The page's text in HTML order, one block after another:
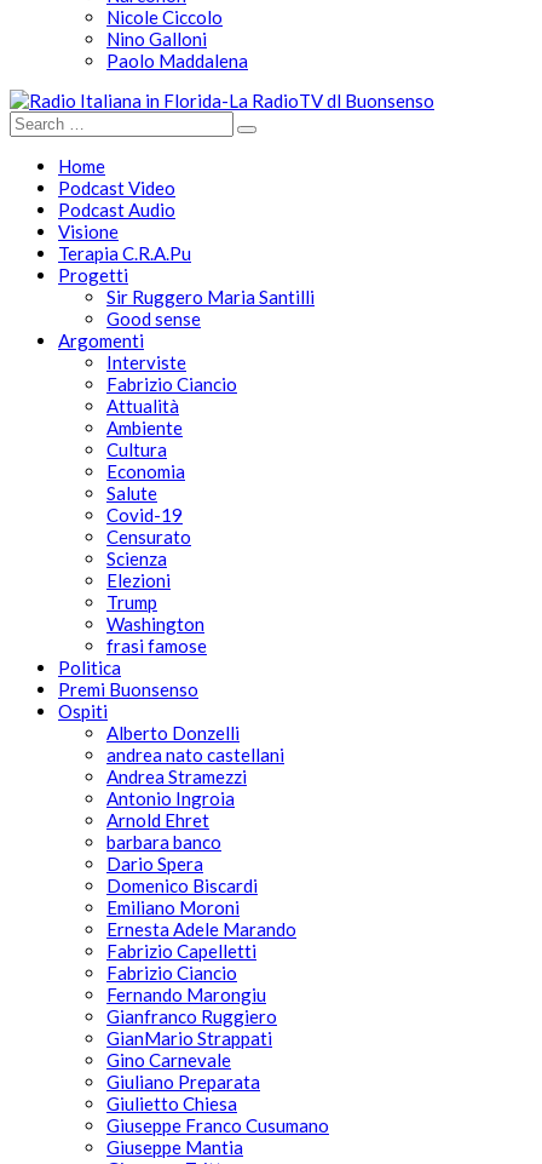
Nicole Ciccolo
Nino Galloni
Paolo Maddalena
Home
Podcast Video
Podcast Audio
Visione
Terapia C.R.A.Pu
Progetti
Sir Ruggero Maria Santilli
Good sense
Argomenti
Interviste
Fabrizio Ciancio
Attualità
Ambiente
Cultura
Economia
Salute
Covid-19
Censurato
Scienza
Elezioni
Trump
Washington
frasi famose
Politica
Premi Buonsenso
Ospiti
Alberto Donzelli
andrea nato castellani
Andrea Stramezzi
Antonio Ingroia
Arnold Ehret
barbara banco
Dario Spera
Domenico Biscardi
Emiliano Moroni
Ernesta Adele Marando
Fabrizio Capelletti
Fabrizio Ciancio
Fernando Marongiu
Gianfranco Ruggiero
GianMario Strappati
Gino Carnevale
Giuliano Preparata
Giulietto Chiesa
Giuseppe Franco Cusumano
Giuseppe Mantia